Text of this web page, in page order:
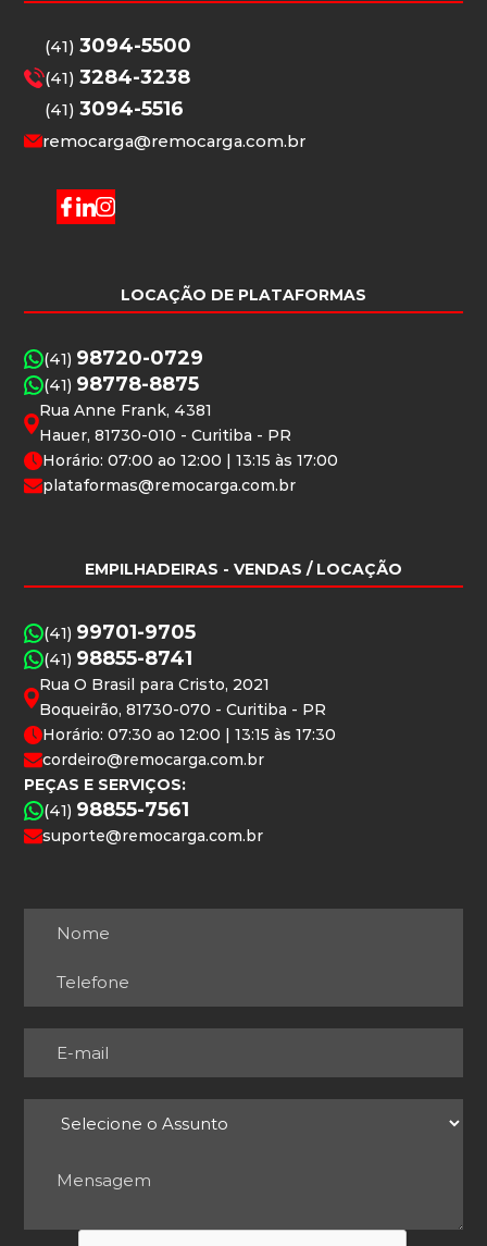
(41)3094-5500
(41)3284-3238
(41)3094-5516
remocarga@remocarga.com.br
LOCAÇÃO DE PLATAFORMAS
(41) 98720-0729
(41) 98778-8875
Rua Anne Frank, 4381
Hauer, 81730-010 - Curitiba - PR
Horário: 07:00 ao 12:00 | 13:15 às 17:00
plataformas@remocarga.com.br
EMPILHADEIRAS - VENDAS / LOCAÇÃO
(41) 99701-9705
(41) 98855-8741
Rua O Brasil para Cristo, 2021
Boqueirão, 81730-070 - Curitiba - PR
Horário: 07:30 ao 12:00 | 13:15 às 17:30
cordeiro@remocarga.com.br
PEÇAS E SERVIÇOS:
(41) 98855-7561
suporte@remocarga.com.br